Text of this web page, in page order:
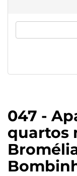
047 -
quartos